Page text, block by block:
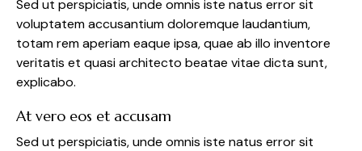
Sed ut perspiciatis, unde omnis iste natus error sit
voluptatem accusantium doloremque laudantium,
totam rem aperiam eaque ipsa, quae ab illo inventore
veritatis et quasi architecto beatae vitae dicta sunt,
explicabo.
At vero eos et accusam
Sed ut perspiciatis, unde omnis iste natus error sit